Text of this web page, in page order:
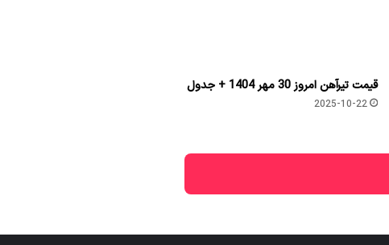
قیمت تیرآهن امروز 30 مهر 1404 + جدول
2025-10-22